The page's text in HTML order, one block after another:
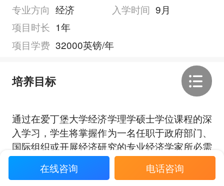
专业方向 经济 入学时间 9月
项目时长 1年
项目学费 32000英镑/年
培养目标
通过在爱丁堡大学经济学理学硕士学位课程的深
入学习，学生将掌握作为一名任职于政府部门、
国际组织或开展经济研究的专业经济学家所必需
的工具。
爱丁堡大学经济学理学硕士学位课程会在经济学
在线咨询 电话咨询